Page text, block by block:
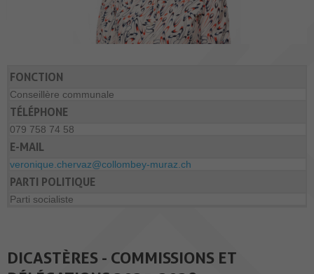
FONCTION
Conseillère communale
TÉLÉPHONE
079 758 74 58
E-MAIL
veronique.chervaz@collombey-muraz.ch
PARTI POLITIQUE
Parti socialiste
DICASTÈRES - COMMISSIONS ET